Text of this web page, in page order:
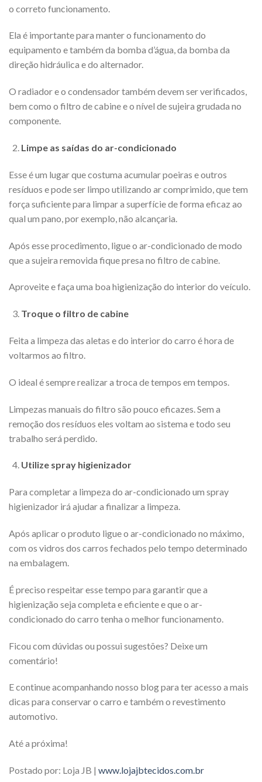
o correto funcionamento.
Ela é importante para manter o funcionamento do
equipamento e também da bomba d’água, da bomba da
direção hidráulica e do alternador.
O radiador e o condensador também devem ser verificados,
bem como o filtro de cabine e o nível de sujeira grudada no
componente.
Limpe as saídas do ar-condicionado
Esse é um lugar que costuma acumular poeiras e outros
resíduos e pode ser limpo utilizando ar comprimido, que tem
força suficiente para limpar a superfície de forma eficaz ao
qual um pano, por exemplo, não alcançaria.
Após esse procedimento, ligue o ar-condicionado de modo
que a sujeira removida fique presa no filtro de cabine.
Aproveite e faça uma boa higienização do interior do veículo.
Troque o filtro de cabine
Feita a limpeza das aletas e do interior do carro é hora de
voltarmos ao filtro.
O ideal é sempre realizar a troca de tempos em tempos.
Limpezas manuais do filtro são pouco eficazes. Sem a
remoção dos resíduos eles voltam ao sistema e todo seu
trabalho será perdido.
Utilize spray higienizador
Para completar a limpeza do ar-condicionado um spray
higienizador irá ajudar a finalizar a limpeza.
Após aplicar o produto ligue o ar-condicionado no máximo,
com os vidros dos carros fechados pelo tempo determinado
na embalagem.
É preciso respeitar esse tempo para garantir que a
higienização seja completa e eficiente e que o ar-
condicionado do carro tenha o melhor funcionamento.
Ficou com dúvidas ou possui sugestões? Deixe um
comentário!
E continue acompanhando nosso blog para ter acesso a mais
dicas para conservar o carro e também o revestimento
automotivo.
Até a próxima!
Postado por: Loja JB | www.lojajbtecidos.com.br